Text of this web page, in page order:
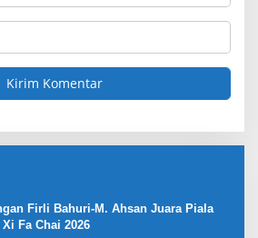
Firli Bahuri-M. Ahsan Juara Piala
Fa Chai 2026